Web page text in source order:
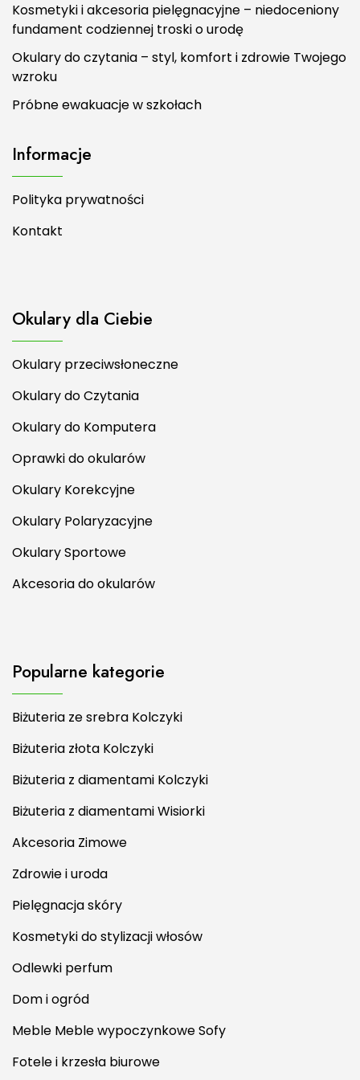
Kosmetyki i akcesoria pielęgnacyjne – niedoceniony
fundament codziennej troski o urodę
Okulary do czytania – styl, komfort i zdrowie Twojego
wzroku
Próbne ewakuacje w szkołach
Informacje
Polityka prywatności
Kontakt
Okulary dla Ciebie
Okulary przeciwsłoneczne
Okulary do Czytania
Okulary do Komputera
Oprawki do okularów
Okulary Korekcyjne
Okulary Polaryzacyjne
Okulary Sportowe
Akcesoria do okularów
Popularne kategorie
Biżuteria ze srebra Kolczyki
Biżuteria złota Kolczyki
Biżuteria z diamentami Kolczyki
Biżuteria z diamentami Wisiorki
Akcesoria Zimowe
Zdrowie i uroda
Pielęgnacja skóry
Kosmetyki do stylizacji włosów
Odlewki perfum
Dom i ogród
Meble Meble wypoczynkowe Sofy
Fotele i krzesła biurowe